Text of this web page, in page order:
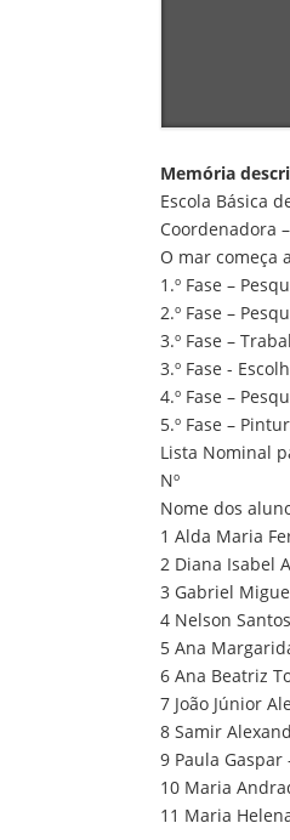
Memória
Escola Básica
Coordenadora
O mar começa
1.º Fase –
2.º Fase –
3.º Fase –
3.º Fase -
4.º Fase –
5.º Fase –
Lista Nominal
Nº
Nome dos
1 Alda Maria
2 Diana Isabel
3 Gabriel
4 Nelson
5 Ana
6 Ana Beatriz
7 João Júnior
8 Samir
9 Paula
10 Maria
11 Maria